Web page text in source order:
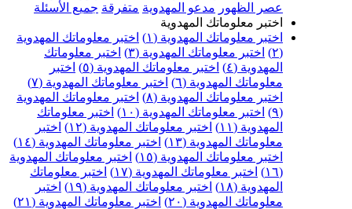
مدعو المهدوية متفرقة جميع الأسئلة
معلوماتك المهدوية
معلوماتك المهدوية (١)
اختبر معلوماتك المهدوية
اختبر معلوماتك المهدوية (٣)
اختبر معلوماتك
اختبر معلوماتك المهدوية (٥)
اختبر
المهدوية (٦)
اختبر معلوماتك المهدوية (٧)
معلوماتك المهدوية (٨)
اختبر معلوماتك المهدوية
اختبر معلوماتك المهدوية (١٠)
اختبر معلوماتك
اختبر معلوماتك المهدوية (١٢)
اختبر
المهدوية (١٣)
اختبر معلوماتك المهدوية (١٤)
معلوماتك المهدوية (١٥)
اختبر معلوماتك المهدوية
اختبر معلوماتك المهدوية (١٧)
اختبر معلوماتك
اختبر معلوماتك المهدوية (١٩)
اختبر
المهدوية (٢٠)
اختبر معلوماتك المهدوية (٢١)